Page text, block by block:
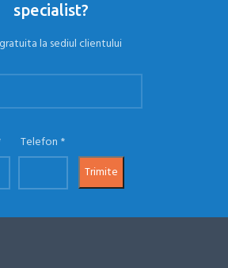
specialist?
la sediul clientului
Telefon